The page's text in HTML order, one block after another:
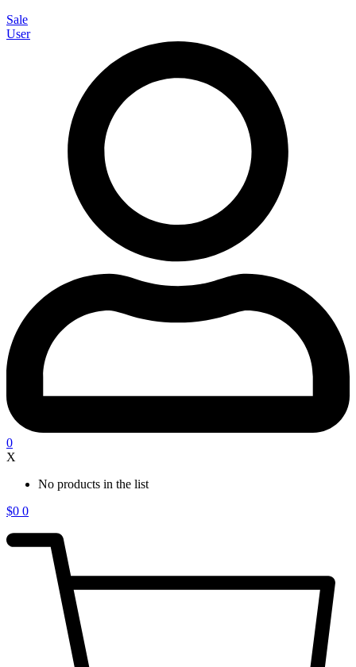
Sale
User
0
X
No products in the list
$0 0